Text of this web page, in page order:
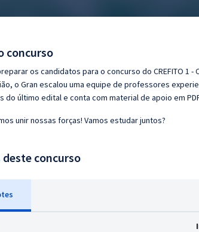
concurso
os candidatos para o concurso do CREFITO 1
o Gran escalou uma equipe de professores
do último edital e conta com material de apoio em
unir nossas forças! Vamos estudar juntos?
deste concurso